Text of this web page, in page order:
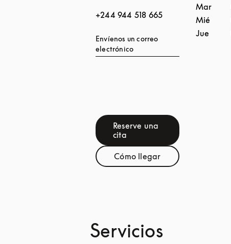
+244 944 518 665
Envíenos un correo
electrónico
Reserve una
cita
Link Opens in New Tab
Cómo llegarLink Opens in New Tab
Mar
Mié
Jue
Servicios